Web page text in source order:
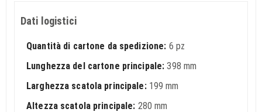
Dati logistici
Quantità di cartone da spedizione: 6 pz
Lunghezza del cartone principale: 398 mm
Larghezza scatola principale: 199 mm
Altezza scatola principale: 280 mm